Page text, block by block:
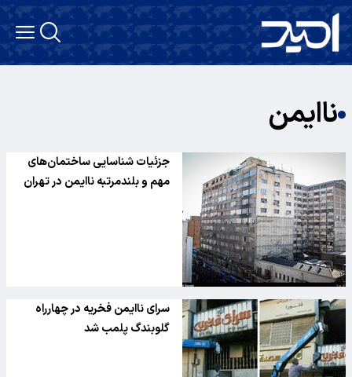
ناایمن
جزئیات شناسایی ساختمان‌های
مهم و بلندمرتبه ناایمن در تهران
سرای ناایمن فخریه در چهارراه
گلوبندگ پلمب شد